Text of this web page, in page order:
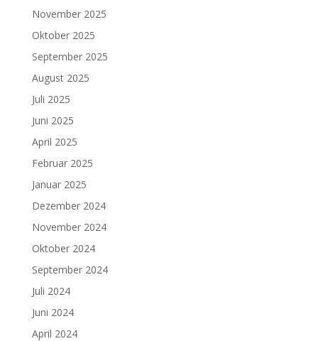
November 2025
Oktober 2025
September 2025
August 2025
Juli 2025
Juni 2025
April 2025
Februar 2025
Januar 2025
Dezember 2024
November 2024
Oktober 2024
September 2024
Juli 2024
Juni 2024
April 2024